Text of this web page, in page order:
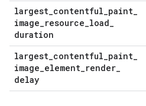
largest_contentful_paint_
image_resource_load_
duration
largest_contentful_paint_
image_element_render_
delay